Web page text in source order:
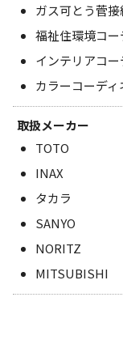
ガス可とう菅
福祉住環境コー
インテリアコ
カラーコーディ
取扱メーカー
TOTO
INAX
タカラ
SANYO
NORITZ
MITSUBISHI